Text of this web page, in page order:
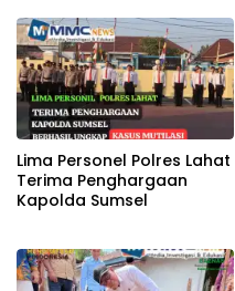
Lima Personel Polres Lahat
Terima Penghargaan
Kapolda Sumsel